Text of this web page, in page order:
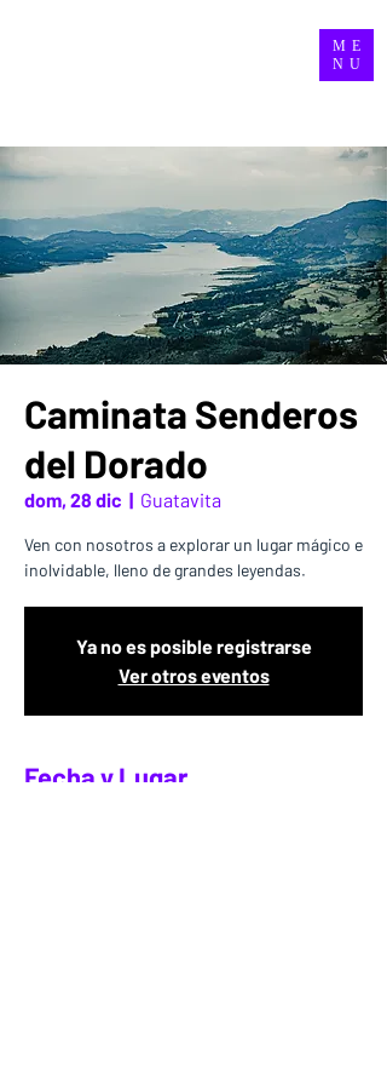
ME
NU
Caminata Senderos
del Dorado
dom, 28 dic
  |
Guatavita
Ven con nosotros a explorar un lugar mágico e
inolvidable, lleno de grandes leyendas.
Ya no es posible registrarse
Ver otros eventos
Fecha y Lugar